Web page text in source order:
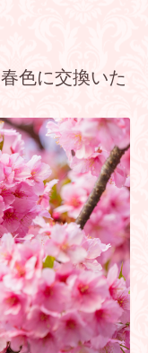
色に交換いた